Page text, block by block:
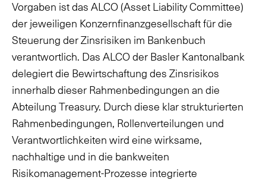
Vorgaben ist das ALCO (Asset Liability Committee)
der jeweiligen Konzernfinanzgesellschaft für die
Steuerung der Zinsrisiken im Bankenbuch
verantwortlich. Das ALCO der Basler Kantonalbank
delegiert die Bewirtschaftung des Zinsrisikos
innerhalb dieser Rahmenbedingungen an die
Abteilung Treasury. Durch diese klar strukturierten
Rahmenbedingungen, Rollenverteilungen und
Verantwortlichkeiten wird eine wirksame,
nachhaltige und in die bankweiten
Risikomanagement-Prozesse integrierte